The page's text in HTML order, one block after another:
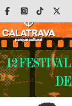
Saltar
contenido
FacebookInstagram
Tiktok